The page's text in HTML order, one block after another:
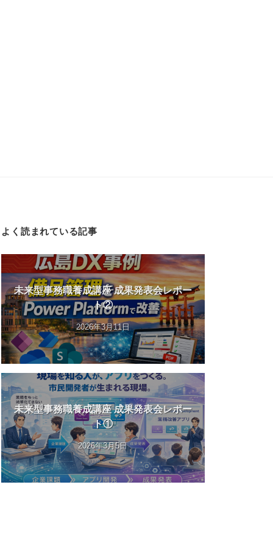
よく読まれている記事
未来型事務職養成講座 成果発表会レポー
ト②
2026年3月11日
未来型事務職養成講座 成果発表会レポー
ト①
2026年3月5日